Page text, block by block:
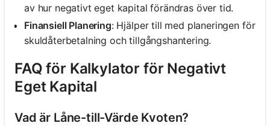
av hur negativt eget kapital förändras över tid.
Finansiell Planering: Hjälper till med planeringen för
skuldåterbetalning och tillgångshantering.
FAQ för Kalkylator för Negativt
Eget Kapital
Vad är Låne-till-Värde Kvoten?